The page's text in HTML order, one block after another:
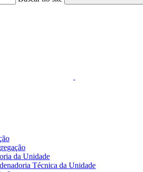
da Unidade
Técnica da Unidade